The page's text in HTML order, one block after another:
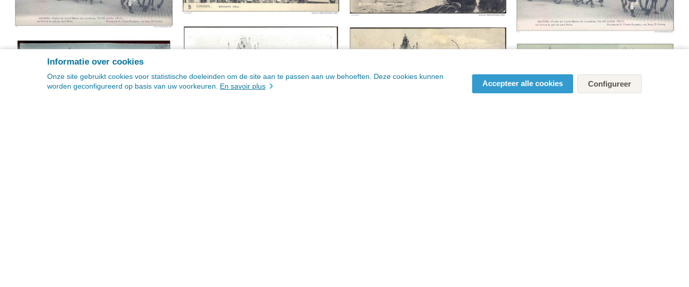
Informatie over cookies
Onze site gebruikt cookies voor statistische doeleinden om de site aan te passen aan uw behoeften. Deze cookies kunnen
worden geconfigureerd op basis van uw voorkeuren. En savoir plus Accepteer alle cookies Configureer